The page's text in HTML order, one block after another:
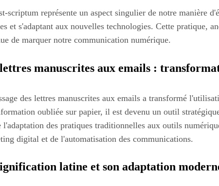
scriptum représente un aspect singulier de notre manière
et s'adaptant aux nouvelles technologies. Cette pratique,
de marquer notre communication numérique.
manuscrites aux emails :
des lettres manuscrites aux emails a transformé
oubliée sur papier, il est devenu un outil
l'adaptation des pratiques traditionnelles aux outils
digital et de l'automatisation des communications.
latine et son adaptation